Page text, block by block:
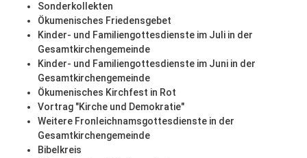
Sonderkollekten
Ökumenisches Friedensgebet
Kinder- und Familiengottesdienste im Juli in der
Gesamtkirchengemeinde
Kinder- und Familiengottesdienste im Juni in der
Gesamtkirchengemeinde
Ökumenisches Kirchfest in Rot
Vortrag "Kirche und Demokratie"
Weitere Fronleichnamsgottesdienste in der
Gesamtkirchengemeinde
Bibelkreis